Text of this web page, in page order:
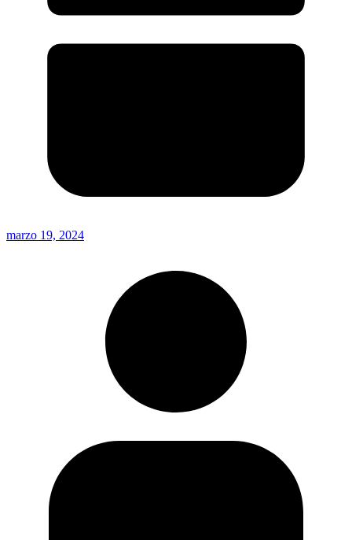
marzo 19, 2024